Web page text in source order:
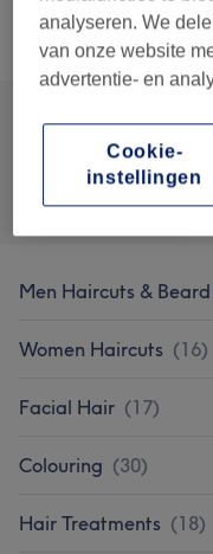
Alle behandelingen
Alle
Men Haircuts & Beard
Women Haircuts (16)
Facial Hair (17)
Colouring (30)
Hair Treatments (18)
analyseren. We
van onze website
advertentie- en
Cookie-
instellingen